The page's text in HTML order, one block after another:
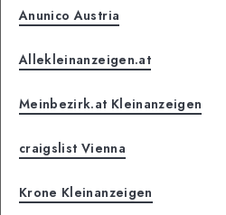
Anunico Austria
Allekleinanzeigen.at
Meinbezirk.at Kleinanzeigen
craigslist Vienna
Krone Kleinanzeigen